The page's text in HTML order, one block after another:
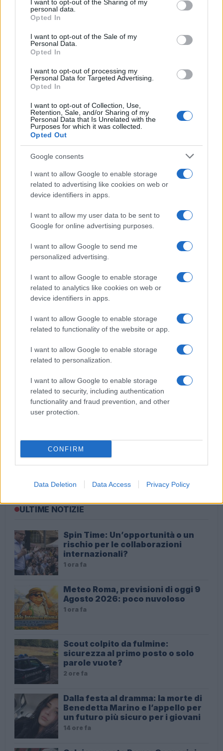
not limited to your visit or usage behaviour. You may click to
grant or deny consent to Google and its third-party tags to
use your data for below specified purposes in below Google
consent section.
I want to opt-out of the Sharing of my
personal data.
Opted In
I want to opt-out of the Sale of my
Personal Data.
Opted In
I want to opt-out of processing my
Personal Data for Targeted Advertising.
Opted In
I want to opt-out of Collection, Use,
Retention, Sale, and/or Sharing of my
Personal Data that Is Unrelated with the
Purposes for which it was collected.
Opted Out
Google consents
I want to allow Google to enable storage
related to advertising like cookies on web or
device identifiers in apps.
I want to allow my user data to be sent to
Google for online advertising purposes.
I want to allow Google to send me
personalized advertising.
I want to allow Google to enable storage
related to analytics like cookies on web or
device identifiers in apps.
I want to allow Google to enable storage
related to functionality of the website or app.
I want to allow Google to enable storage
related to personalization.
I want to allow Google to enable storage
related to security, including authentication
functionality and fraud prevention, and other
user protection.
CONFIRM
Data Deletion Data Access Privacy Policy
POTREBBE INTERESSARTI
Infortunio Dybala, l’argentino sta
molto male, quasi certo il rientro
4 anni fa
Aurora Panci a Trigoria, lascia le
Roma. Video
2 anni fa
Tag: Dybala
ARTICOLI CORRELATI
Infortunio Dybala, l’argentino sta molto male, quasi
certo il rientro nel 2023, le ultimissime sulle sue
condizioni
la sede della Roma. Video
Paulo Dybala si è sposato? La rivelazione
(involontaria) della suocera
ULTIME NOTIZIE
Spin Time: Un’opportunità o un
rischio per le collaborazioni
internazionali?
1 ora fa
Meteo Roma, previsioni di oggi 9
Agosto 2026: poco nuvoloso
1 ora fa
Scout colpito da fulmine:
sicurezza al primo posto o solo
parole vuote?
2 ore fa
Dalla festa al dramma: la morte di
Benedetta Marino e l’appello per
un futuro più sicuro per i giovani
14 ore fa